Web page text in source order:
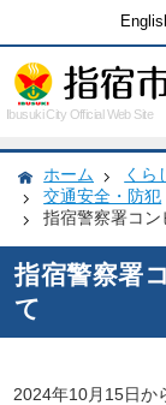
Ibusuki City Official Web Site
ホーム くら
交通安全・防犯
指宿警察署コ
指宿警察署
て
2024年10月15日か